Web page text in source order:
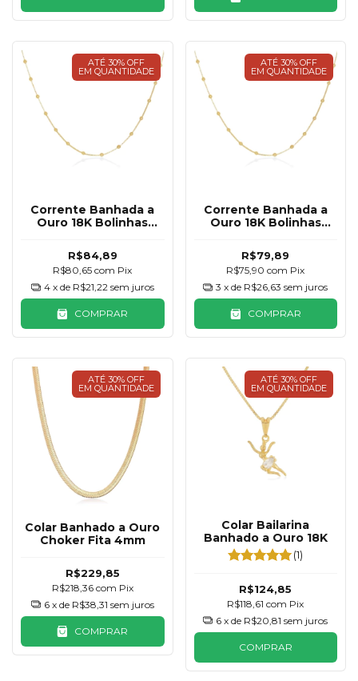
ATÉ 30% OFF
EM QUANTIDADE
Corrente Banhada a
Ouro 18K Bolinhas
R$84,89
R$80,65com Pix
4 x de R$21,22 sem juros
COMPRAR
ATÉ 30% OFF
EM QUANTIDADE
Corrente Banhada a
Ouro 18K Bolinhas
R$79,89
R$75,90com Pix
3 x de R$26,63 sem juros
COMPRAR
ATÉ 30% OFF
EM QUANTIDADE
Colar Banhado a Ouro
Choker Fita 4mm
R$229,85
R$218,36 com Pix
6 x de R$38,31 sem juros
COMPRAR
ATÉ 30% OFF
EM QUANTIDADE
Colar Bailarina
Banhado a Ouro 18K
(1)
R$124,85
R$118,61com Pix
6 x de R$20,81 sem juros
COMPRAR